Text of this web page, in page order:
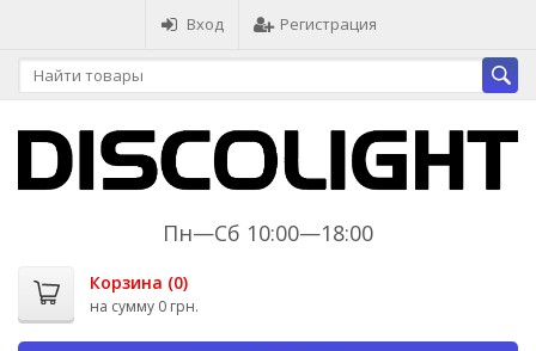
Вход Регистрация
Пн—Сб 10:00—18:00
Корзина (0)
на сумму 0 грн.